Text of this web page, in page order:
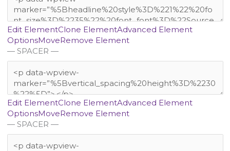
Edit ElementClone ElementAdvanced Element
OptionsMoveRemove Element
— SPACER —
Edit ElementClone ElementAdvanced Element
OptionsMoveRemove Element
— SPACER —